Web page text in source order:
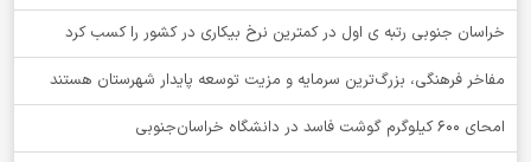
خراسان جنوبی رتبه ی اول در کمترین نرخ بیکاری در کشور را کسب کرد
مفاخر فرهنگی، بزرگ‌ترین سرمایه و مزیت توسعه پایدار شهرستان هستند
امحای ۶۰۰ کیلوگرم گوشت فاسد در دانشگاه خراسان‌جنوبی